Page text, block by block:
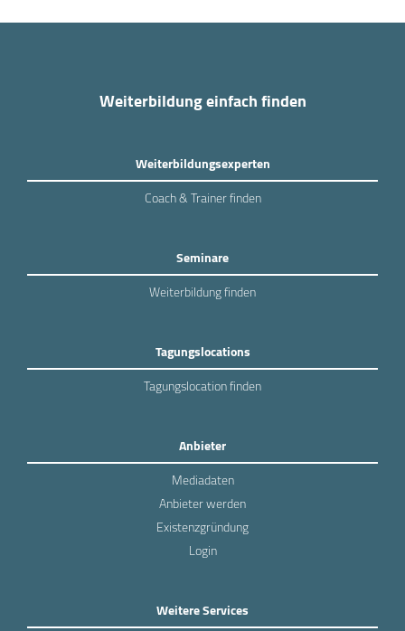
Weiterbildung einfach finden
Weiterbildungsexperten
Coach & Trainer finden
Seminare
Weiterbildung finden
Tagungslocations
Tagungslocation finden
Anbieter
Mediadaten
Anbieter werden
Existenzgründung
Login
Weitere Services